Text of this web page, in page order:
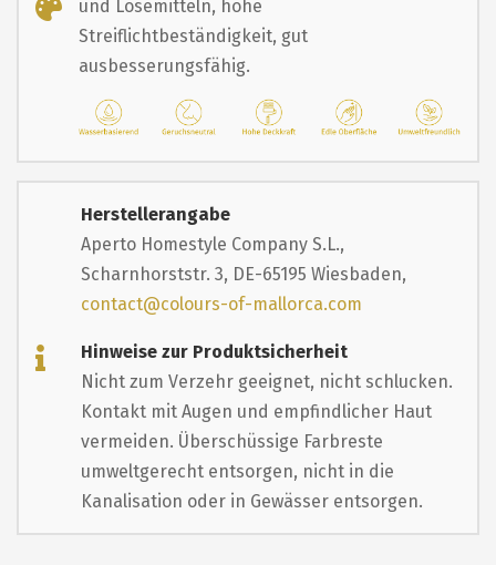
und Lösemitteln, hohe
Streiflichtbeständigkeit, gut
ausbesserungsfähig.
Herstellerangabe
Aperto Homestyle Company S.L.,
Scharnhorststr. 3, DE-65195 Wiesbaden,
contact@colours-of-mallorca.com
Hinweise zur Produktsicherheit
Nicht zum Verzehr geeignet, nicht schlucken.
Kontakt mit Augen und empfindlicher Haut
vermeiden. Überschüssige Farbreste
umweltgerecht entsorgen, nicht in die
Kanalisation oder in Gewässer entsorgen.